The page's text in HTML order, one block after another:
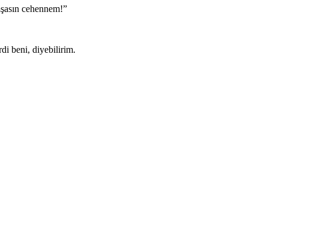
cehennem!”
beni, diyebilirim.